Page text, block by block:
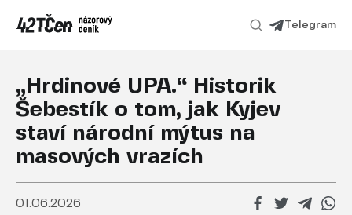
Telegram
„Hrdinové UPA.“ Historik
Šebestík o tom, jak Kyjev
staví národní mýtus na
masových vrazích
01.06.2026